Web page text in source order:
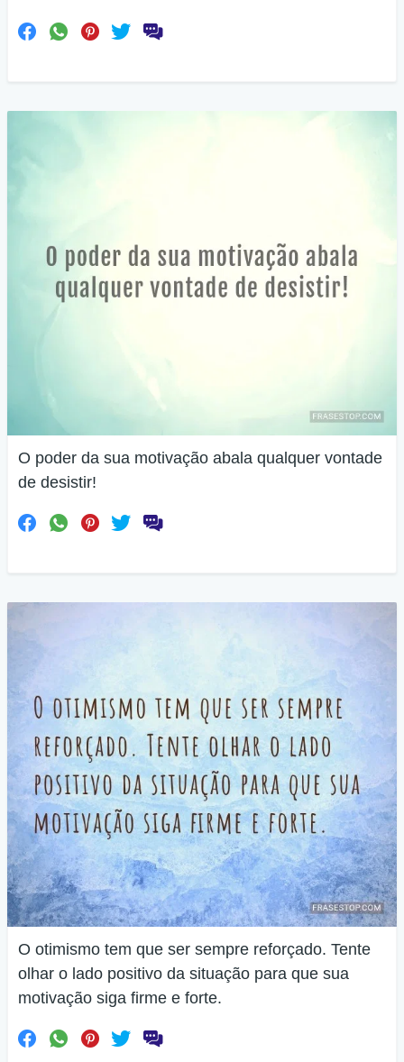
O poder da sua motivação abala qualquer vontade
de desistir!
O otimismo tem que ser sempre reforçado. Tente
olhar o lado positivo da situação para que sua
motivação siga firme e forte.